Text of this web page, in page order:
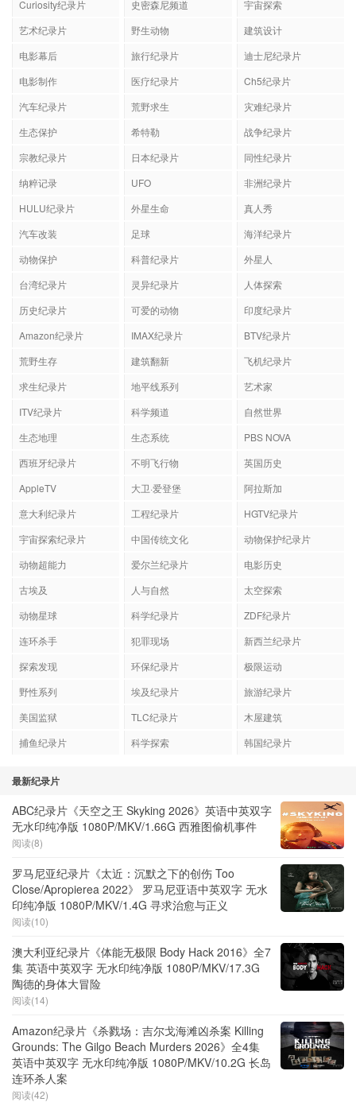
Curiosity纪录片 史密森尼频道
宇宙探索
艺术纪录片
野生动物
建筑设计
电影幕后
旅行纪录片
迪士尼纪录片
电影制作
医疗纪录片
Ch5纪录片
汽车纪录片
荒野求生
灾难纪录片
生态保护
希特勒
战争纪录片
宗教纪录片
日本纪录片
同性纪录片
纳粹记录
UFO
非洲纪录片
HULU纪录片
外星生命
真人秀
汽车改装
足球
海洋纪录片
动物保护
科普纪录片
外星人
台湾纪录片
灵异纪录片
人体探索
历史纪录片
可爱的动物
印度纪录片
Amazon纪录片
IMAX纪录片
BTV纪录片
荒野生存
建筑翻新
飞机纪录片
求生纪录片
地平线系列
艺术家
ITV纪录片
科学频道
自然世界
生态地理
生态系统
PBS NOVA
西班牙纪录片
不明飞行物
英国历史
AppleTV
大卫·爱登堡
阿拉斯加
意大利纪录片
工程纪录片
HGTV纪录片
宇宙探索纪录片
中国传统文化
动物保护纪录片
动物超能力
爱尔兰纪录片
电影历史
古埃及
人与自然
太空探索
动物星球
科学纪录片
ZDF纪录片
连环杀手
犯罪现场
新西兰纪录片
探索发现
环保纪录片
极限运动
野性系列
埃及纪录片
旅游纪录片
美国监狱
TLC纪录片
木屋建筑
捕鱼纪录片
科学探索 韩国纪录片
最新纪录片
ABC纪录片《天空之王 Skyking 2026》英语中英双字
无水印纯净版 1080P/MKV/1.66G 西雅图偷机事件
阅读(8)
罗马尼亚纪录片《太近：沉默之下的创伤 Too
Close/Apropierea 2022》 罗马尼亚语中英双字 无水
印纯净版 1080P/MKV/1.4G 寻求治愈与正义
阅读(10)
澳大利亚纪录片《体能无极限 Body Hack 2016》全7
集 英语中英双字 无水印纯净版 1080P/MKV/17.3G
陶德的身体大冒险
阅读(14)
Amazon纪录片《杀戮场：吉尔戈海滩凶杀案 Killing
Grounds: The Gilgo Beach Murders 2026》全4集
英语中英双字 无水印纯净版 1080P/MKV/10.2G 长岛
连环杀人案
阅读(42)